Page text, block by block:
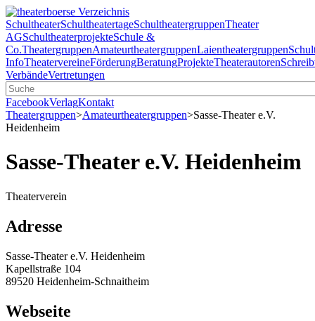
SchultheaterSchultheatertageSchultheatergruppenTheater
AGSchultheaterprojekteSchule &
Co.TheatergruppenAmateurtheatergruppenLaientheatergruppen
InfoTheatervereineFörderungBeratungProjekteTheaterautoren
VerbändeVertretungen
FacebookVerlagKontakt
Theatergruppen>Amateurtheatergruppen>Sasse-Theater e.V.
Heidenheim
Sasse-Theater e.V. Heidenheim
Theaterverein
Adresse
Sasse-Theater e.V. Heidenheim
Kapellstraße 104
89520 Heidenheim-Schnaitheim
Webseite